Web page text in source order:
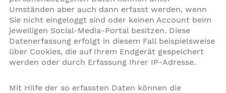
Umständen aber auch dann erfasst werden, wenn
Sie nicht eingeloggt sind oder keinen Account beim
jeweiligen Social-Media-Portal besitzen. Diese
Datenerfassung erfolgt in diesem Fall beispielsweise
über Cookies, die auf Ihrem Endgerät gespeichert
werden oder durch Erfassung Ihrer IP-Adresse.
Mit Hilfe der so erfassten Daten können die